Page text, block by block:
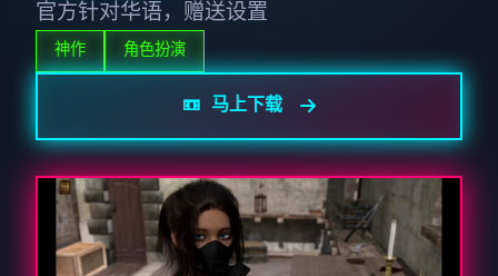
官方针对华语，赠送设置
神作 角色扮演
📼 马上下载